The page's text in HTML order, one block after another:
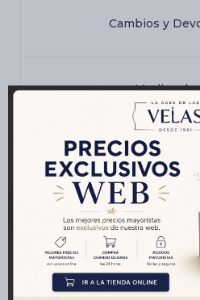
Cambios y
Medios de
Productos que te